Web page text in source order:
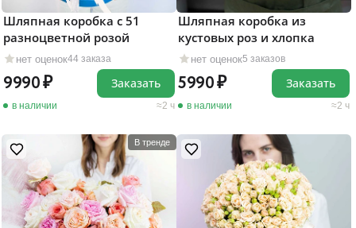
нет оценок44 заказа
Шляпная коробка с 51
разноцветной розой
9990
в наличии 2 ч
Заказать
нет оценок5 заказов
Шляпная коробка из
кустовых роз и хлопка
5990
в наличии 2 ч
Заказать
В тренде